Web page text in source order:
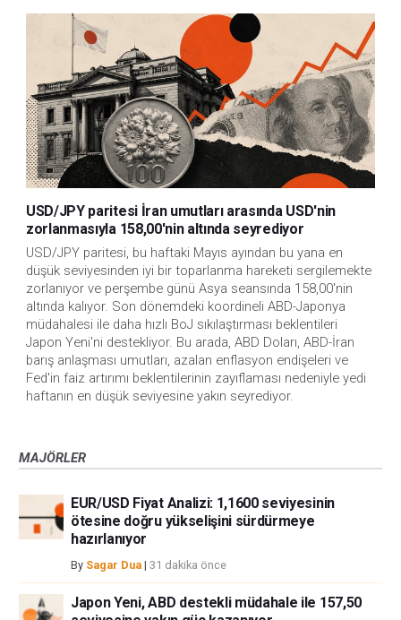
USD/JPY paritesi İran umutları arasında USD'nin
zorlanmasıyla 158,00'nin altında seyrediyor
USD/JPY paritesi, bu haftaki Mayıs ayından bu yana en
düşük seviyesinden iyi bir toparlanma hareketi sergilemekte
zorlanıyor ve perşembe günü Asya seansında 158,00'nin
altında kalıyor. Son dönemdeki koordineli ABD-Japonya
müdahalesi ile daha hızlı BoJ sıkılaştırması beklentileri
Japon Yeni'ni destekliyor. Bu arada, ABD Doları, ABD-İran
barış anlaşması umutları, azalan enflasyon endişeleri ve
Fed'in faiz artırımı beklentilerinin zayıflaması nedeniyle yedi
haftanın en düşük seviyesine yakın seyrediyor.
MAJÖRLER
EUR/USD Fiyat Analizi: 1,1600 seviyesinin
ötesine doğru yükselişini sürdürmeye
hazırlanıyor
By Sagar Dua | 31 dakika önce
Japon Yeni, ABD destekli müdahale ile 157,50